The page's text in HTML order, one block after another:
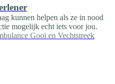
kunnen helpen als ze in nood
mogelijk echt iets voor jou.
Gooi en Vechtstreek